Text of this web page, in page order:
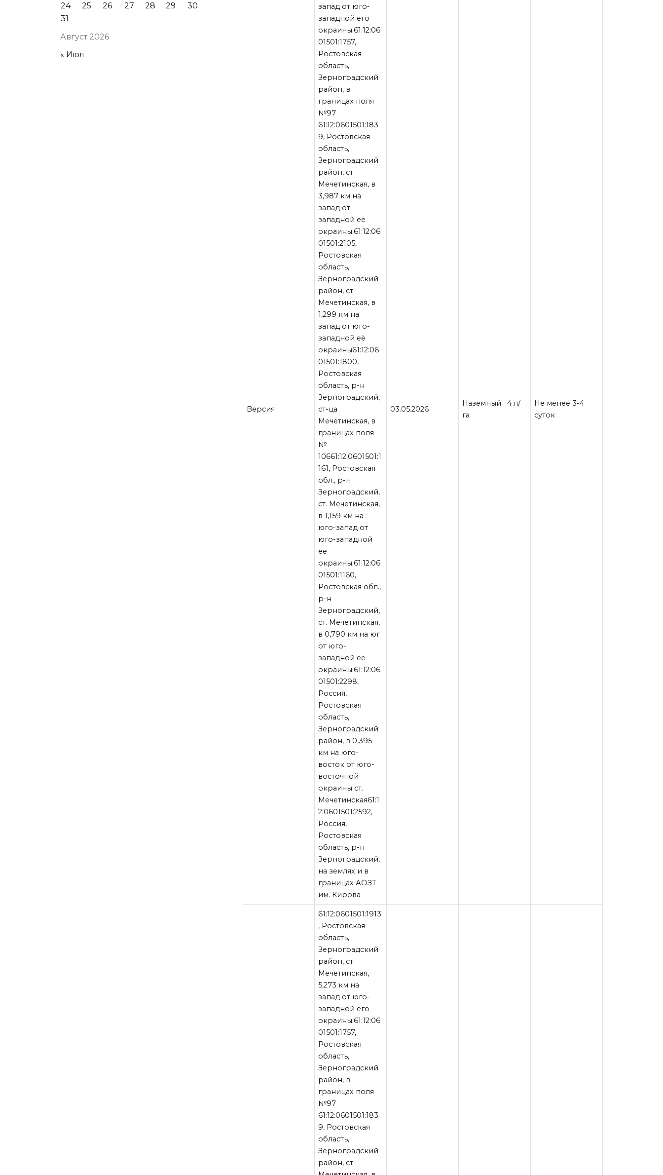
Версия
запад от юго-
западной его
окраины.61:12:06
01501:1757,
Ростовская
область,
Зерноградский
район, в
границах поля
№97
61:12:0601501:183
9, Ростовская
область,
Зерноградский
район, ст.
Мечетинская, в
3,987 км на
запад от
западной её
окраины.61:12:06
01501:2105,
Ростовская
область,
Зерноградский
район, ст.
Мечетинская, в
1,299 км на
запад от юго-
западной её
окраины61:12:06
01501:1800,
Ростовская
область, р-н
Зерноградский,
ст-ца
Мечетинская, в
границах поля
№
10661:12:0601501:1
161, Ростовская
обл., р-н
Зерноградский,
ст. Мечетинская,
в 1,159 км на
юго-запад от
юго-западной
ее
окраины.61:12:06
01501:1160,
Ростовская обл.,
р-н
Зерноградский,
ст. Мечетинская,
в 0,790 км на юг
от юго-
западной ее
окраины.61:12:06
01501:2298,
Россия,
Ростовская
область,
Зерноградский
район, в 0,395
км на юго-
восток от юго-
восточной
окраины ст.
Мечетинская61:1
2:0601501:2592,
Россия,
Ростовская
область, р-н
Зерноградский,
на землях и в
границах АОЗТ
им. Кирова
03.05.2026
Наземный 4 л/
га
Не менее 3-4
суток
61:12:0601501:1913
, Ростовская
область,
Зерноградский
район, ст.
Мечетинская,
5,273 км на
запад от юго-
западной его
окраины.61:12:06
01501:1757,
Ростовская
область,
Зерноградский
район, в
границах поля
№97
61:12:0601501:183
9, Ростовская
область,
Зерноградский
район, ст.
Август 2026
24
25 26 27 28 29
30
31
« Июл